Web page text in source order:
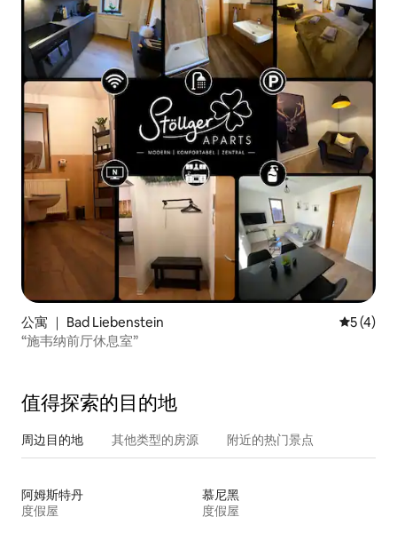
公寓 ｜ Bad Liebenstein 平均评分
5 (4)
“施韦纳前厅休息室”
值得探索的目的地
周边目的地 其他类型的房源 附近的热门景点
阿姆斯特丹
度假屋
慕尼黑
度假屋